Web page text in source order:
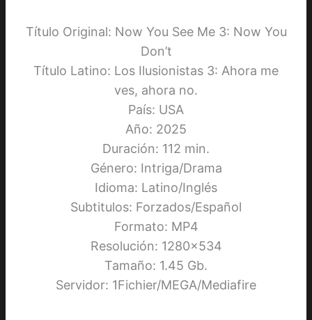
Título Original: Now You See Me 3: Now You
Don’t
Título Latino: Los Ilusionistas 3: Ahora me
ves, ahora no.
País: USA
Año: 2025
Duración: 112 min.
Género: Intriga/Drama
Idioma: Latino/Inglés
Subtitulos: Forzados/Español
Formato: MP4
Resolución: 1280×534
Tamaño: 1.45 Gb.
Servidor: 1Fichier/MEGA/Mediafire